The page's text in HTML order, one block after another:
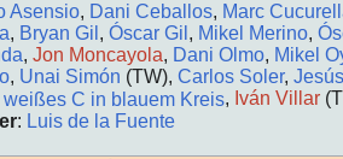
Asensio, Dani Ceballos, Marc
, Bryan Gil ,Óscar Gil , Mikel Merino,
,Jon Moncayola, Dani Olmo, Mikel
, Unai Simón (TW),Carlos Soler,
, Iván Villar
: Luis de la Fuente